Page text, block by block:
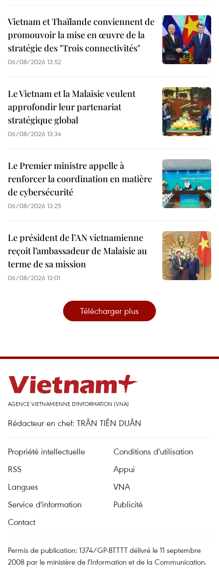
Vietnam et Thaïlande conviennent de
promouvoir la mise en œuvre de la
stratégie des "Trois connectivités"
06/08/2026 13:52
Le Vietnam et la Malaisie veulent
approfondir leur partenariat
stratégique global
06/08/2026 13:34
Le Premier ministre appelle à
renforcer la coordination en matière
de cybersécurité
06/08/2026 13:25
Le président de l’AN vietnamienne
reçoit l’ambassadeur de Malaisie au
terme de sa mission
06/08/2026 13:01
Télécharger plus
AGENCE VIETNAMIENNE D'INFORMATION (VNA)
Rédacteur en chef: TRÂN TIÊN DUÂN
Propriété intellectuelle
Conditions d'utilisation
RSS
Appui
Langues
VNA
Service d'information
Publicité
Contact
Permis de publication: 1374/GP-BTTTT délivré le 11 septembre
2008 par le ministère de l'Information et de la Communication.